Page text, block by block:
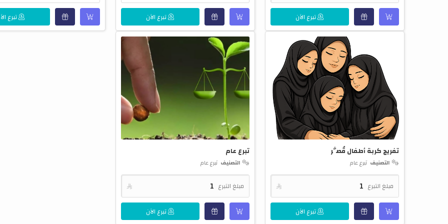
تبرع الآن تبرع الآن تبرع
تفريج كربة أطفال قُصَّر
التصنيف تبرع عام
مبلغ التبرع 
تبرع الآن
تبرع عام
التصنيف تبرع عام
مبلغ التبرع 
تبرع الآن